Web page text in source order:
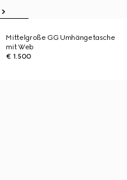
Mittelgroße GG Umhängetasche
mit Web
€ 1.500